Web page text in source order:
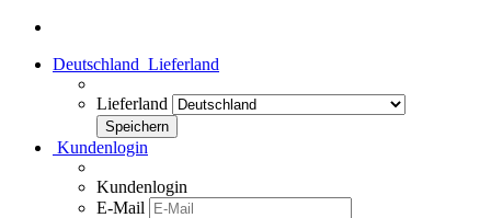
Deutschland Lieferland
Lieferland
Kundenlogin
Kundenlogin
E-Mail